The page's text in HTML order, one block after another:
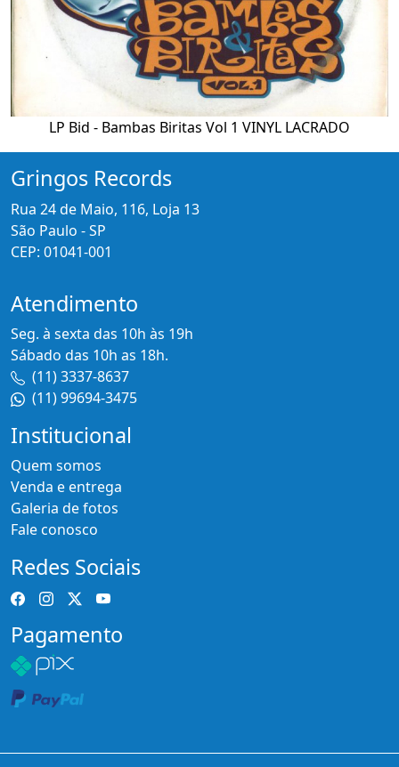
LP Bid - Bambas Biritas Vol 1 VINYL LACRADO
Gringos Records
Rua 24 de Maio, 116, Loja 13
São Paulo - SP
CEP: 01041-001
Atendimento
Seg. à sexta das 10h às 19h
Sábado das 10h as 18h.
(11) 3337-8637
(11) 99694-3475
Institucional
Quem somos
Venda e entrega
Galeria de fotos
Fale conosco
Redes Sociais
Pagamento